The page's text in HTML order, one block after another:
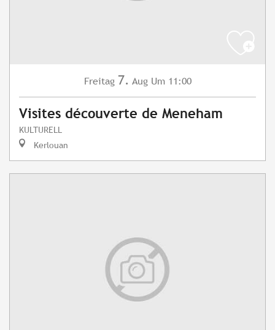
Freitag 7. Aug Um 11:00
Visites découverte de Meneham
KULTURELL
Kerlouan